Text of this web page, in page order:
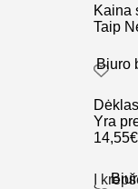
Biuro
Kaina
Taip
Yra
14,55€
Į